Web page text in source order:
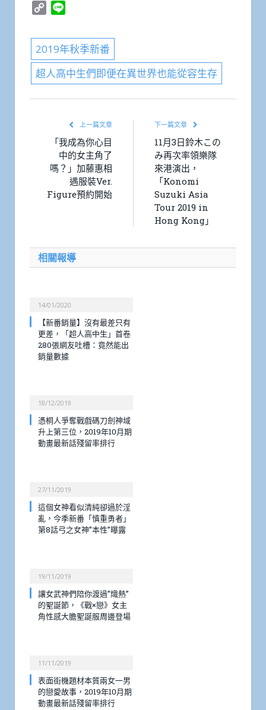
Copy
2019年秋季新番
超人高中生們即便在異世界也能從容生存
上一篇文章
「我成為你心目
中的女主角了
嗎？」加藤惠相
遇服裝Ver.
Figure預約開始
下一篇文章
11月3日鈴木この
み再次率領樂隊
來港演出，
「Konomi
Suzuki Asia
Tour 2019 in
Hong Kong」
相關報導
14/01/2020
【新番銷量】沒有最差只有
更差，「超人高中生」首卷
280張網友吐槽：竟然能出
銷量數據
18/12/2019
憑桐人爭奪戰戲碼刀劍神域
升上第三位，2019年10月期
動畫最新話殘留率排行
27/11/2019
這個女神看似清純卻過於淫
亂，今季新番「慎重勇者」
第8話弓之女神”本性”曝露
19/11/2019
讓女武神們陪你渡過”熾熱”
的聖誕節，《戰×戀》女主
角性感大膽聖誕服周邊登場
11/11/2019
表面街機題材本質兩女一男
的戀愛故事，2019年10月期
動畫最新話殘留率排行